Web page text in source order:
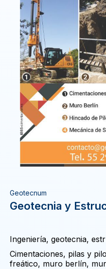
Geotecnum
Geotecnia y
Ingeniería, geotecnia,
Cimentaciones, pilas y
freático, muro berlín,